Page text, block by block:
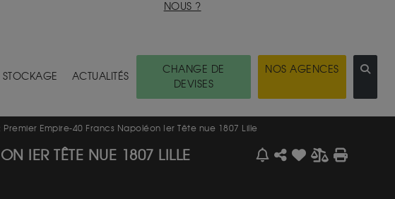
NOUS ?
STOCKAGE ACTUALITÉS
CHANGE DE
DEVISES
NOS AGENCES
Empire-40 Francs Napoléon Ier Tête nue 1807 Lille
IER TÊTE NUE 1807 LILLE